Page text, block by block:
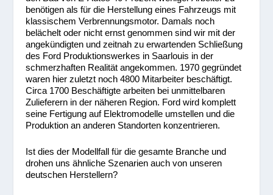
benötigen als für die Herstellung eines Fahrzeugs mit
klassischem Verbrennungsmotor. Damals noch
belächelt oder nicht ernst genommen sind wir mit der
angekündigten und zeitnah zu erwartenden Schließung
des Ford Produktionswerkes in Saarlouis in der
schmerzhaften Realität angekommen. 1970 gegründet
waren hier zuletzt noch 4800 Mitarbeiter beschäftigt.
Circa 1700 Beschäftigte arbeiten bei unmittelbaren
Zulieferern in der näheren Region. Ford wird komplett
seine Fertigung auf Elektromodelle umstellen und die
Produktion an anderen Standorten konzentrieren.
Ist dies der Modellfall für die gesamte Branche und
drohen uns ähnliche Szenarien auch von unseren
deutschen Herstellern?